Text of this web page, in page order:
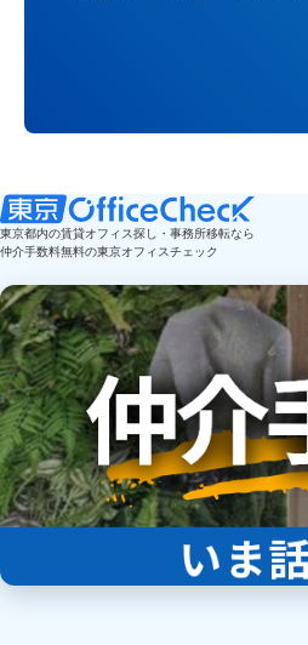
東京都内の賃貸オフィス探し・事務所移転なら
仲介手数料無料の東京オフィスチェック